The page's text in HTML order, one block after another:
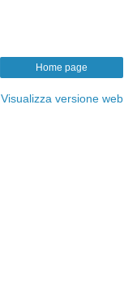
Home page
Visualizza versione web